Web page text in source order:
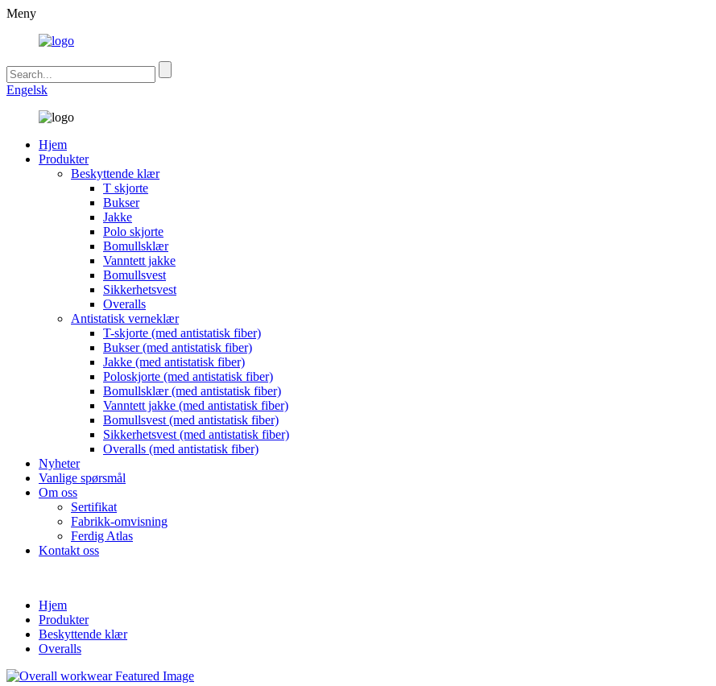
Meny
Engelsk
Hjem
Produkter
Beskyttende klær
T skjorte
Bukser
Jakke
Polo skjorte
Bomullsklær
Vanntett jakke
Bomullsvest
Sikkerhetsvest
Overalls
Antistatisk verneklær
T-skjorte (med antistatisk fiber)
Bukser (med antistatisk fiber)
Jakke (med antistatisk fiber)
Poloskjorte (med antistatisk fiber)
Bomullsklær (med antistatisk fiber)
Vanntett jakke (med antistatisk fiber)
Bomullsvest (med antistatisk fiber)
Sikkerhetsvest (med antistatisk fiber)
Overalls (med antistatisk fiber)
Nyheter
Vanlige spørsmål
Om oss
Sertifikat
Fabrikk-omvisning
Ferdig Atlas
Kontakt oss
Hjem
Produkter
Beskyttende klær
Overalls